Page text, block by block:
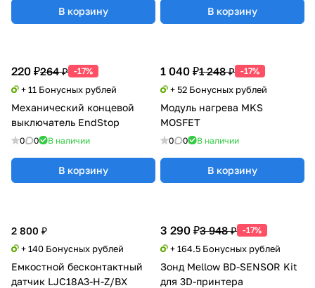
В корзину В корзину
1 040 ₽1 248 ₽ -17%
+ 52 Бонусных рублей
Модуль нагрева MKS
MOSFET
0 0 В наличии
В корзину
2 800 ₽
+ 140 Бонусных рублей
Емкостной бесконтактный
датчик LJC18A3-H-Z/BX
3 290 ₽3 948 ₽ -17%
+ 164.5 Бонусных рублей
Зонд Mellow BD-SENSOR Kit
для 3D-принтера
220 ₽264 ₽ -17%
+ 11 Бонусных рублей
Механический концевой
выключатель EndStop
0 0 В наличии
В корзину